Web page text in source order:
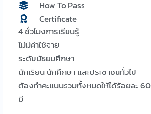
How To Pass
Certificate
4 ชั่วโมงการเรียนรู้
ไม่มีค่าใช้จ่าย
ระดับมัธยมศึกษา
นักเรียน นักศึกษา และประชาชนทั่วไป
ต้องทำคะแนนรวมทั้งหมดให้ได้ร้อยละ 60
มี